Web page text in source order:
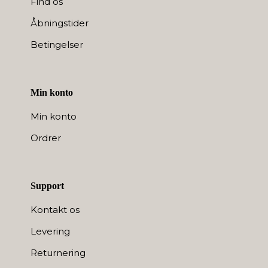
Åbningstider
Betingelser
Min konto
Min konto
Ordrer
Support
Kontakt os
Levering
Returnering